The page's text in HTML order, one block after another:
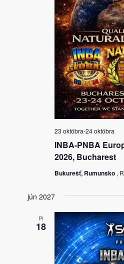
INBA-PNBA
2026, Bucharest
23 októbra-24 októbra
Bukurešť, Rumunsko ,
jún 2027
PI
18